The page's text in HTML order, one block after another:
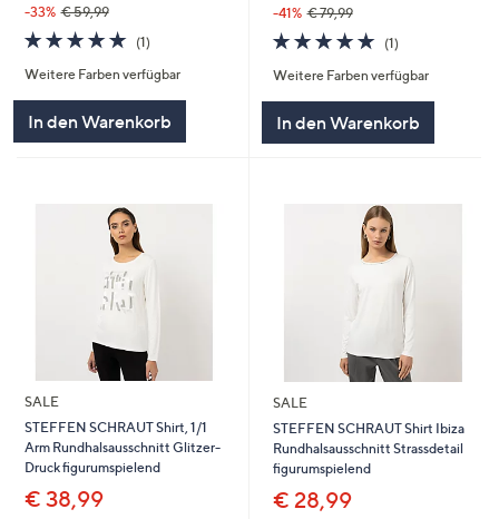
-33% € 59,99
5.0
von
5
(1)1
Weitere Farben verfügbar
In den Warenkorb
-41% € 79,99
5.0
von
5
(1)1
Weitere Farben verfügbar
In den Warenkorb
SALE
STEFFEN SCHRAUT Shirt, 1/1
Arm Rundhalsausschnitt Glitzer-
Druck figurumspielend
€ 38,99
SALE
STEFFEN SCHRAUT Shirt Ibiza
Rundhalsausschnitt Strassdetail
figurumspielend
€ 28,99